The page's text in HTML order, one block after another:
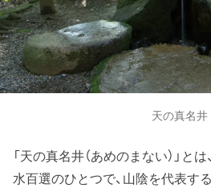
天の真名井
「天の真名井（あめのまない）」と
水百選のひとつで、山陰を代表す